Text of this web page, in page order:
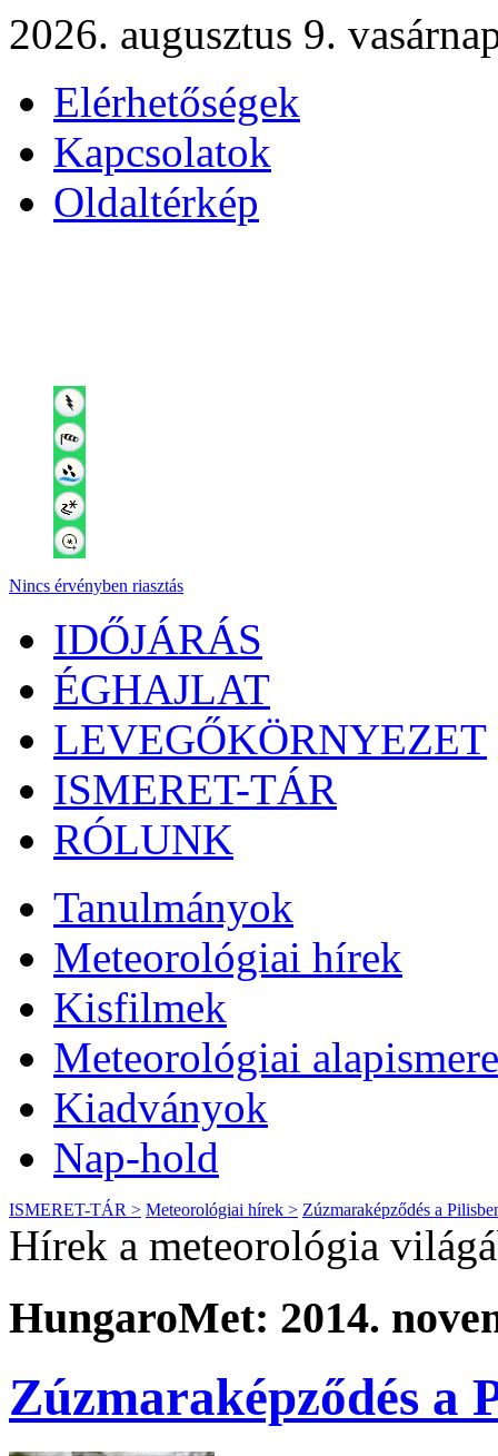
2026. augusztus 9.
Elérhetőségek
Kapcsolatok
Oldaltérkép
Nincs érvényben riasztás
IDŐJÁRÁS
ÉGHAJLAT
LEVEGŐKÖRNYEZET
ISMERET-TÁR
RÓLUNK
Tanulmányok
Meteorológiai hírek
Kisfilmek
Meteorológiai
Kiadványok
Nap-hold
ISMERET-TÁR > Meteorológiai hírek > Zúzmaraképződés a
Hírek a meteorológia
HungaroMet: 2014.
Zúzmaraképződés a